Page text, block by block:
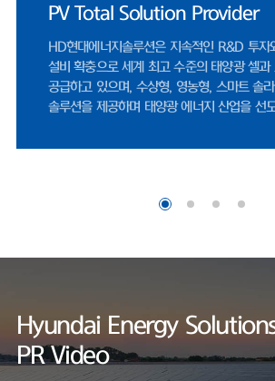
고, 태양광 설치 걸림돌이었던 '이격거리
나이스신용평가 선임연구원은 "미국 시장
제에 따라, 중국산 공급망에 대한 제약이
보한 기업으로서 수혜 여력이 존재한다"며
적용을 위한 프로젝트 조기 추진 영향으로
달 정기주주총회를 통해 사업 목적에 '재생
체 생산하고 있다. 작년 기준 셀 공장과 모
UL 공인 시험소 지정
HD현대에너지솔루션 연구소는 세계
지정한 태양광 공인시험소로, 엄격한
세계 최고 수준의 품질을 보장하고 있
Hyundai Energy
PR Video